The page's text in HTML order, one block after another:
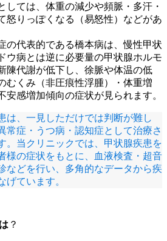
しては、体重の減少や頻脈・多汗・
怒りっぽくなる（易怒性）などがあ
の代表的である橋本病は、慢性甲状
ウ病とは逆に必要量の甲状腺ホルモ
陳代謝が低下し、徐脈や体温の低
むくみ（非圧痕性浮腫）・体重増
安感増加傾向の症状が見られます。
は、一見しただけでは判断が難し
常症・うつ病・認知症として治療さ
。当クリニックでは、甲状腺疾患を
様の症状をもとに、血液検査・超音
などを行い、多角的なデータから疾
げています。
？